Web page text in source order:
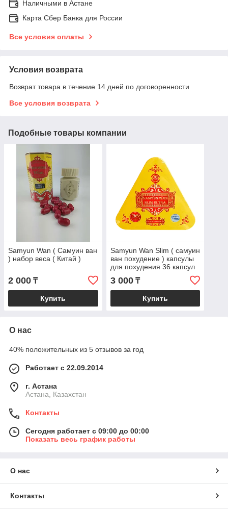
Наличными в Астане
Карта Сбер Банка для России
Все условия оплаты
Условия возврата
Возврат товара в течение 14 дней по договоренности
Все условия возврата
Подобные товары компании
Samyun Wan ( Самуин ван
) набор веса ( Китай )
2 000 ₸
Купить
Samyun Wan Slim ( самуин
ван похудение ) капсулы
для похудения 36 капсул
3 000₸
Купить
О нас
40% положительных из 5 отзывов за год
Работает с 22.09.2014
г. Астана
Астана, Казахстан
Контакты
Сегодня работает с 09:00 до 00:00
Показать весь график работы
О нас
Контакты